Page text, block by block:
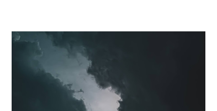
धीरे चलियौ ससुर गलिया। ससुर गलिया हो, भैंसूर गलिया, दुलहिन सासु सँ बोलियौ
मधुर बोलिया। दुलहिन धीरे-धीरे चलियौ ससुर गलिया। मधुर बोलिया हो, अनार
कलिया, मधुर बोलिया हो, अनार कलिया। दुलहिन ननदि के दियौ हजार डलिया,
दुलहिन धीरे-धीरे चलियौ ससुर गलिया। हजार डलिया हो, गुलाब कलिया, हजार